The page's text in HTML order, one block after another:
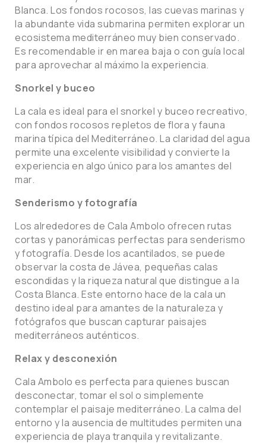
Blanca. Los fondos rocosos, las cuevas marinas y
la abundante vida submarina permiten explorar un
ecosistema mediterráneo muy bien conservado.
Es recomendable ir en marea baja o con guía local
para aprovechar al máximo la experiencia.
Snorkel y buceo
La cala es ideal para el snorkel y buceo recreativo,
con fondos rocosos repletos de flora y fauna
marina típica del Mediterráneo. La claridad del agua
permite una excelente visibilidad y convierte la
experiencia en algo único para los amantes del
mar.
Senderismo y fotografía
Los alrededores de Cala Ambolo ofrecen rutas
cortas y panorámicas perfectas para senderismo
y fotografía. Desde los acantilados, se puede
observar la costa de Jávea, pequeñas calas
escondidas y la riqueza natural que distingue a la
Costa Blanca. Este entorno hace de la cala un
destino ideal para amantes de la naturaleza y
fotógrafos que buscan capturar paisajes
mediterráneos auténticos.
Relax y desconexión
Cala Ambolo es perfecta para quienes buscan
desconectar, tomar el sol o simplemente
contemplar el paisaje mediterráneo. La calma del
entorno y la ausencia de multitudes permiten una
experiencia de playa tranquila y revitalizante.